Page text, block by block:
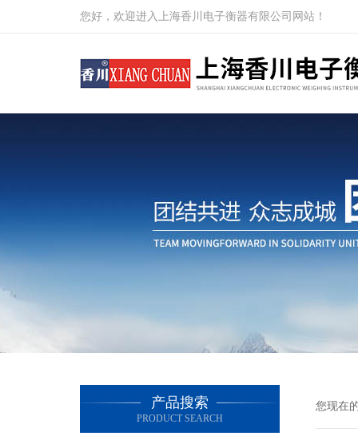
您好，欢迎进入上海香川电子衡器有限公司网站！
产品搜索
PRODUCT SEARCH
您现在